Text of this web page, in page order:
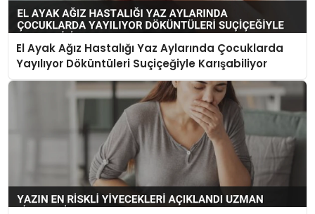
El Ayak Ağız Hastalığı Yaz Aylarında Çocuklarda
Yayılıyor Döküntüleri Suçiçeğiyle Karışabiliyor